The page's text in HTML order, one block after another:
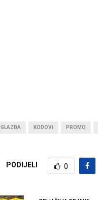
GLAZBA KODOVI PROMO
PODIJELI 0